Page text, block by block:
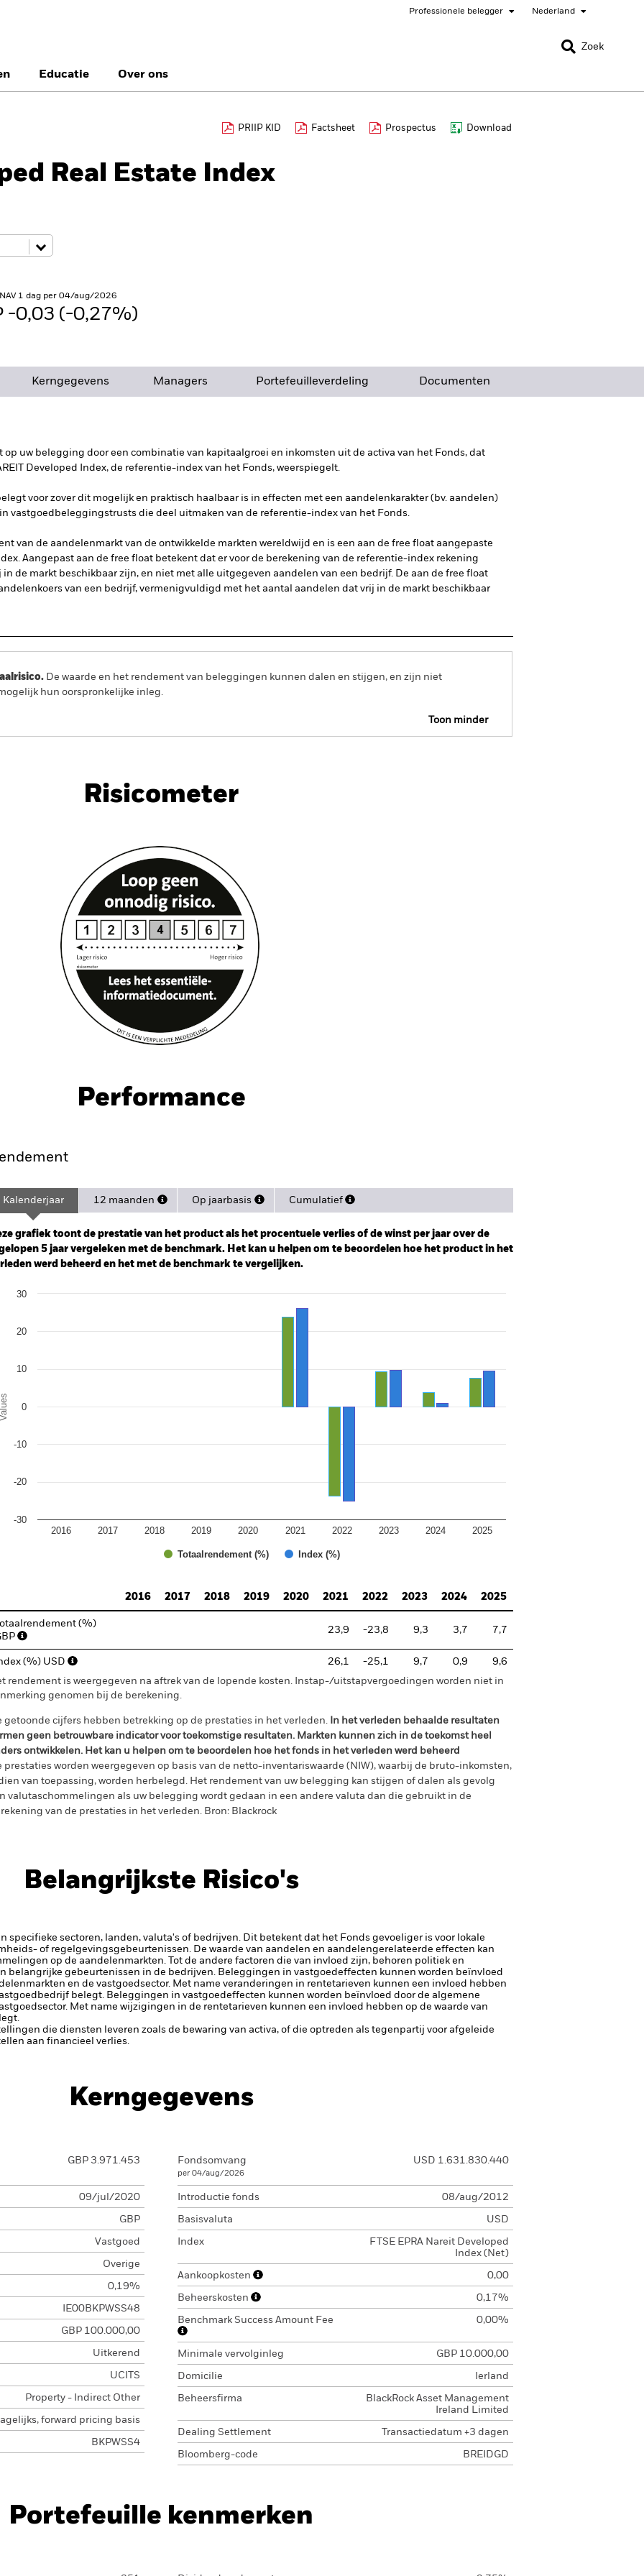
Professionele belegger Nederland
SLUITEN
SLUITEN
Canada Chile
Singapore
Zoek
Educatie Over ons
PRIIP KID Factsheet Prospectus Download
Real Estate Index
1 dag per 04/aug/2026
-0,03 (-0,27%)
Kerngegevens Managers Portefeuilleverdeling Documenten
op uw belegging door een combinatie van kapitaalgroei en inkomsten uit de activa van het Fonds, dat
Developed Index, de referentie-index van het Fonds, weerspiegelt.
voor zover dit mogelijk en praktisch haalbaar is in effecten met een aandelenkarakter (bv. aandelen)
vastgoedbeleggingstrusts die deel uitmaken van de referentie-index van het Fonds.
van de aandelenmarkt van de ontwikkelde markten wereldwijd en is een aan de free float aangepaste
Aangepast aan de free float betekent dat er voor de berekening van de referentie-index rekening
de markt beschikbaar zijn, en niet met alle uitgegeven aandelen van een bedrijf. De aan de free float
van een bedrijf, vermenigvuldigd met het aantal aandelen dat vrij in de markt beschikbaar
De waarde en het rendement van beleggingen kunnen dalen en stijgen, en zijn niet
hun oorspronkelijke inleg.
Toon minder
Managers
Risicometer
Performance
2020-06-30 00:00:00 to 2026-06-30 00:00:00.
-40 to 80.
Kalenderjaar 12 maanden Op jaarbasis Cumulatief
grafiek toont de prestatie van het product als het procentuele verlies of de winst per jaar over de
5 jaar vergeleken met de benchmark. Het kan u helpen om te beoordelen hoe het product in het
werd beheerd en het met de benchmark te vergelijken.
chart with 2 data series.
Values
Totaalrendement (%) Index (%)
2016 2017 2018 2019 2020 2021 2022 2023 2024 2025
-30
-20
-10
0
10
20
30
2016
2017 2018 2019 2020 2021 2022 2023 2024 2025
Totaalrendement (%)
23,9 -23,8 9,3 3,7 7,7
(%) USD 26,1 -25,1 9,7 0,9
9,6
rendement is weergegeven na aftrek van de lopende kosten. Instap-/uitstapvergoedingen worden niet in
genomen bij de berekening.
getoonde cijfers hebben betrekking op de prestaties in het verleden. In het verleden behaalde resultaten
geen betrouwbare indicator voor toekomstige resultaten. Markten kunnen zich in de toekomst heel
ontwikkelen. Het kan u helpen om te beoordelen hoe het fonds in het verleden werd beheerd
prestaties worden weergegeven op basis van de netto-inventariswaarde (NIW), waarbij de bruto-inkomsten,
van toepassing, worden herbelegd. Het rendement van uw belegging kan stijgen of dalen als gevolg
valutaschommelingen als uw belegging wordt gedaan in een andere valuta dan die gebruikt in de
van de prestaties in het verleden. Bron: Blackrock
Belangrijkste Risico's
specifieke sectoren, landen, valuta's of bedrijven. Dit betekent dat het Fonds gevoeliger is voor lokale
of regelgevingsgebeurtenissen. De waarde van aandelen en aandelengerelateerde effecten kan
op de aandelenmarkten. Tot de andere factoren die van invloed zijn, behoren politiek en
belangrijke gebeurtenissen in de bedrijven. Beleggingen in vastgoedeffecten kunnen worden beïnvloed
en de vastgoedsector. Met name veranderingen in rentetarieven kunnen een invloed hebben
belegt. Beleggingen in vastgoedeffecten kunnen worden beïnvloed door de algemene
Met name wijzigingen in de rentetarieven kunnen een invloed hebben op de waarde van
die diensten leveren zoals de bewaring van activa, of die optreden als tegenpartij voor afgeleide
aan financieel verlies.
Kerngegevens
GBP 3.971.453
09/jul/2020
GBP
Vastgoed
Overige
0,19%
IE00BKPWSS48
GBP 100.000,00
Uitkerend
UCITS
Property - Indirect Other
forward pricing basis
BKPWSS4
Fondsomvang
per 04/aug/2026
USD 1.631.830.440
Introductie fonds 08/aug/2012
Basisvaluta USD
Index
FTSE EPRA Nareit Developed
Index (Net)
Aankoopkosten 0,00
Beheerskosten 0,17%
Benchmark Success Amount Fee 0,00%
Minimale vervolginleg GBP 10.000,00
Domicilie Ierland
Beheersfirma
BlackRock Asset Management
Ireland Limited
Dealing Settlement Transactiedatum +3 dagen
Bloomberg-code BREIDGD
Portefeuille kenmerken